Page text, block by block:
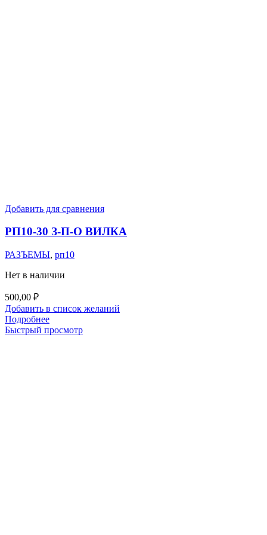
Добавить для сравнения
РП10-30 З-П-О ВИЛКА
РАЗЪЕМЫ, рп10
Нет в наличии
500,00 ₽
Добавить в список желаний
Подробнее
Быстрый просмотр